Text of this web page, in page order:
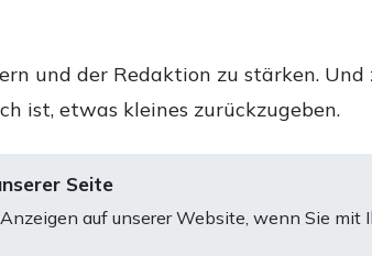
und der Redaktion zu stärken.
ist, etwas kleines zurückzugeben.
Seite
auf unserer Website, wenn Sie mit